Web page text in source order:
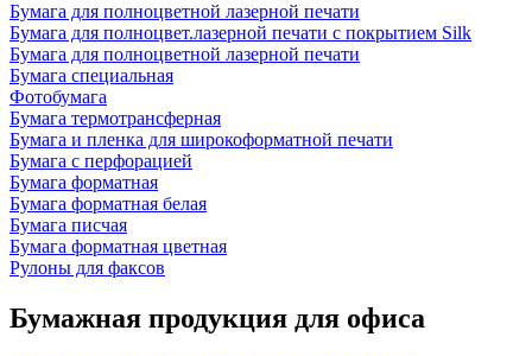
Бумага для полноцветной лазерной печати
Бумага для полноцвет.лазерной печати с покрытием Silk
Бумага для полноцветной лазерной печати
Бумага специальная
Фотобумага
Бумага термотрансферная
Бумага и пленка для широкоформатной печати
Бумага с перфорацией
Бумага форматная
Бумага форматная белая
Бумага писчая
Бумага форматная цветная
Рулоны для факсов
Бумажная продукция для офиса